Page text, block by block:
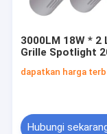
3000LM 18W * 2
Grille Spotlight
yang Dapat
dapatkan harga
Hubungi